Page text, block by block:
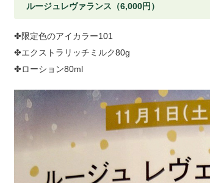
ルージュレヴァランス（6,000円）
✤限定色のアイカラー101
✤エクストラリッチミルク80g
✤ローション80ml